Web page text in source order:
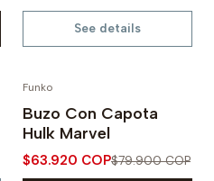
See details
Funko
Buzo Con Capota
Hulk Marvel
$63.920 COP$79.900 COP